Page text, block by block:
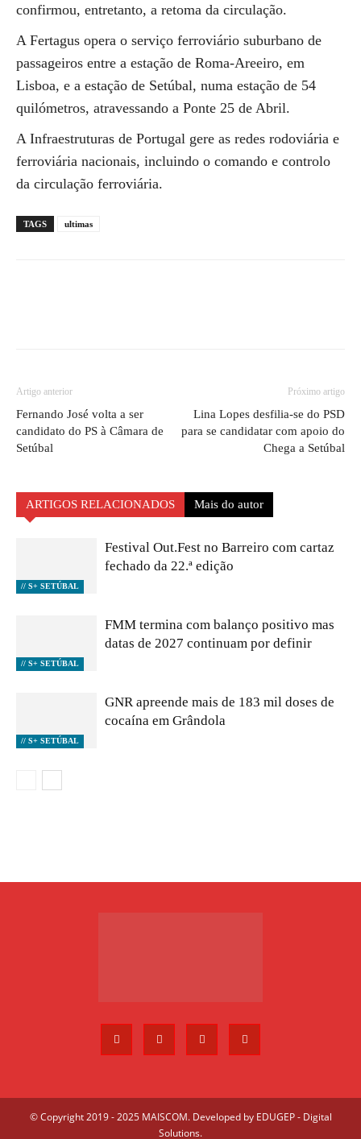
confirmou, entretanto, a retoma da circulação.
A Fertagus opera o serviço ferroviário suburbano de
passageiros entre a estação de Roma-Areeiro, em
Lisboa, e a estação de Setúbal, numa estação de 54
quilómetros, atravessando a Ponte 25 de Abril.
A Infraestruturas de Portugal gere as redes rodoviária e
ferroviária nacionais, incluindo o comando e controlo
da circulação ferroviária.
TAGS ultimas
Artigo anterior
Fernando José volta a ser
candidato do PS à Câmara de
Setúbal
Próximo artigo
Lina Lopes desfilia-se do PSD
para se candidatar com apoio do
Chega a Setúbal
ARTIGOS RELACIONADOS Mais do autor
// S+ SETÚBAL
Festival Out.Fest no Barreiro com cartaz
fechado da 22.ª edição
// S+ SETÚBAL
FMM termina com balanço positivo mas
datas de 2027 continuam por definir
// S+ SETÚBAL
GNR apreende mais de 183 mil doses de
cocaína em Grândola
© Copyright 2019 - 2025 MAISCOM. Developed by EDUGEP - Digital
Solutions.